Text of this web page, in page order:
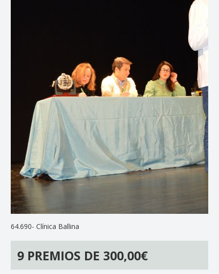
64.690- Clínica Ballina
9 PREMIOS DE 300,00